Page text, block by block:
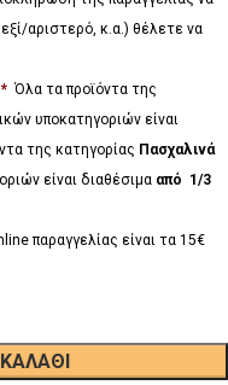
αριστερό, κ.α.) θέλετε να
Όλα τα προϊόντα της
υποκατηγοριών είναι
της κατηγορίας Πασχαλινά
είναι διαθέσιμα από 1/3
παραγγελίας είναι τα 15€